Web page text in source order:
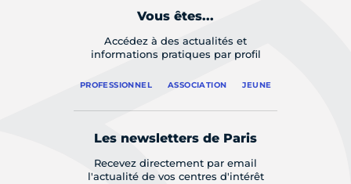
Vous êtes...
Accédez à des actualités et
informations pratiques par profil
PROFESSIONNEL ASSOCIATION JEUNE
Les newsletters de Paris
Recevez directement par email
l'actualité de vos centres d'intérêt